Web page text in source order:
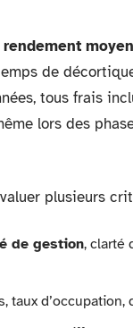
rendement
de
tous frais
lors des
plusieurs
de gestion, clarté
taux d’occupation,